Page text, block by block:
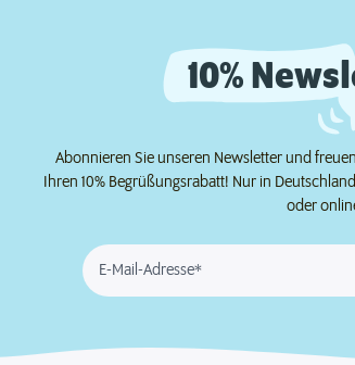
10%
Abonnieren Sie unseren Newsletter und
Ihren 10% Begrüßungsrabatt! Nur in
oder
E-Mail-Adresse*